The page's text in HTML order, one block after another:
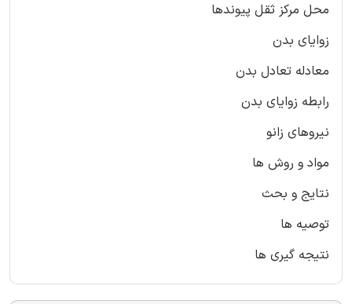
محل مرکز ثقل پیوندها
زوایای بدن
معادله تعادل بدن
رابطه زوایای بدن
نیروهای زانو
مواد و روش ها
نتایج و بحث
توصیه ها
نتیجه گیری ها